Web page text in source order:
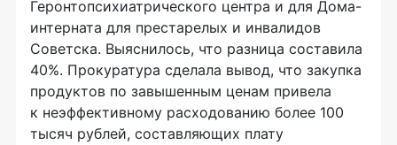
Геронтопсихиатрического центра и для Дома-
интерната для престарелых и инвалидов
Советска. Выяснилось, что разница составила
40%. Прокуратура сделала вывод, что закупка
продуктов по завышенным ценам привела
к неэффективному расходованию более 100
тысяч рублей, составляющих плату